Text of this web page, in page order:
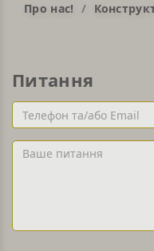
Про нас!
Питання
Телефон
та/
або
Email
Ваше
питання